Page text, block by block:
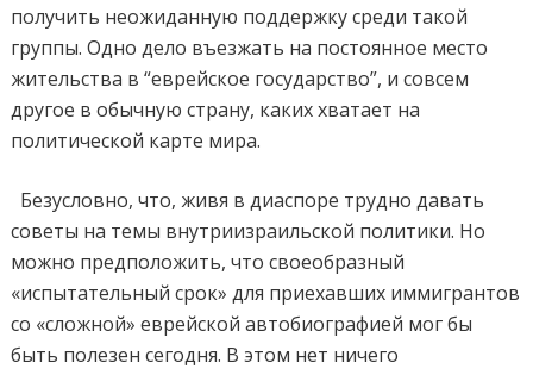
получить неожиданную поддержку среди такой
группы. Одно дело въезжать на постоянное место
жительства в “еврейское государство”, и совсем
другое в обычную страну, каких хватает на
политической карте мира.
Безусловно, что, живя в диаспоре трудно давать
советы на темы внутриизраильской политики. Но
можно предположить, что своеобразный
«испытательный срок» для приехавших иммигрантов
со «сложной» еврейской автобиографией мог бы
быть полезен сегодня. В этом нет ничего